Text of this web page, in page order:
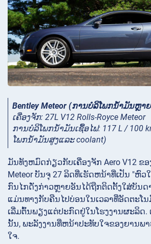
Bentley Meteor (ການບໍລິໂພກນໍ້າມັນຫຼາ
ເຄື່ອງຈັກ: 27L V12 Rolls-Royce Meteor
ການ​ບໍ​ລິ​ໂພກ​ນໍ້າ​ມັນ​ເຊື້ອ​ໄຟ​: 117 L / 100
ໂພກ​ນ​້​ໍາ​ມັນ​ສູງ​ແລະ coolant​)
ມັນທັງຫມົດກ່ຽວກັບເຄື່ອງຈັກ Aero V12 ຂອ
Meteor ບັນຈຸ 27 ລິດທີ່ເຮັດຫນ້າທີ່ເປັນ "ຫົວ
ກົນໄກດັ່ງກ່າວຫຼາຍອັນໄດ້ຖືກຕິດຕັ້ງໃສ່ບັນດ
ແມ່ນທາງກັບຄືນໄປບ່ອນໃນເວລາທີ່ອັດຕະໂ
ເລີ່ມຕົ້ນພຽງແຕ່ປະກົດຢູ່ໃນໂຮງງານຜະລິດ.
ນັ້ນ, ພະລັງງານທີ່ຫນ້າປະທັບໃຈຂອງຍານພ
ໃຈ.